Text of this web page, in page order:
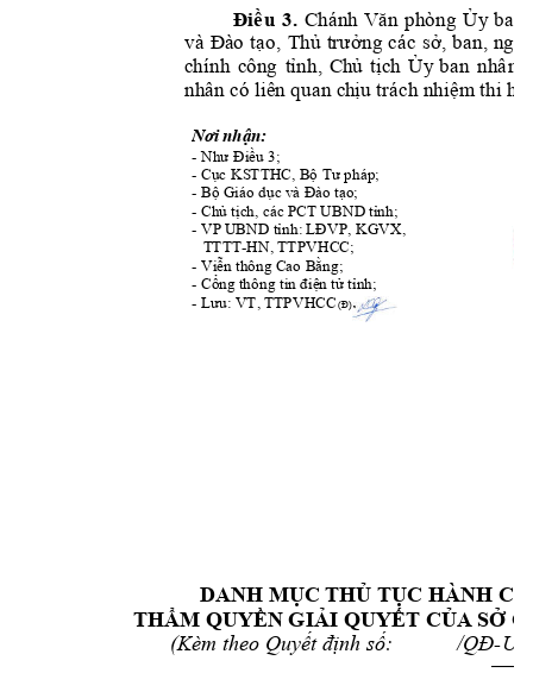
Điều 3. Chánh Văn phòng Ủy ban
và Đào tạo, Thủ trưởng các sở, ban, ng
chính công tỉnh, Chủ tịch Ủy ban nhân
nhân có liên quan chịu trách nhiệm thi
Nơi nhận:
- Như Điều 3;
- Cục KSTTHC, Bộ Tư pháp;
- Bộ Giáo dục và Đào tạo;
- Chủ tịch, các PCT UBND tỉnh;
- VP UBND tỉnh: LĐVP, KGVX,
   T
TTT-HN, TTPVHCC;
- Viễn thông Cao Bằng;
- Cổng thông tin điện tử tỉnh;
- Lưu: VT, TTPVHCC (Đ).
DANH MỤC THỦ TỤC HÀNH
THẨM QUYỀN GIẢI QUYẾT CỦA SỞ
(Kèm theo Quyết định số: /QĐ-